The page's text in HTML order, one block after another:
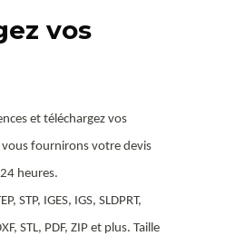
vos
et téléchargez vos
fournirons votre devis
heures.
STP, IGES, IGS, SLDPRT,
STL, PDF, ZIP et plus. Taille